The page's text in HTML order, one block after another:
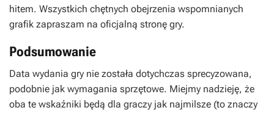
hitem. Wszystkich chętnych obejrzenia wspomnianych
grafik zapraszam na oficjalną stronę gry.
Podsumowanie
Data wydania gry nie została dotychczas sprecyzowana,
podobnie jak wymagania sprzętowe. Miejmy nadzieję, że
oba te wskaźniki będą dla graczy jak najmilsze (to znaczy